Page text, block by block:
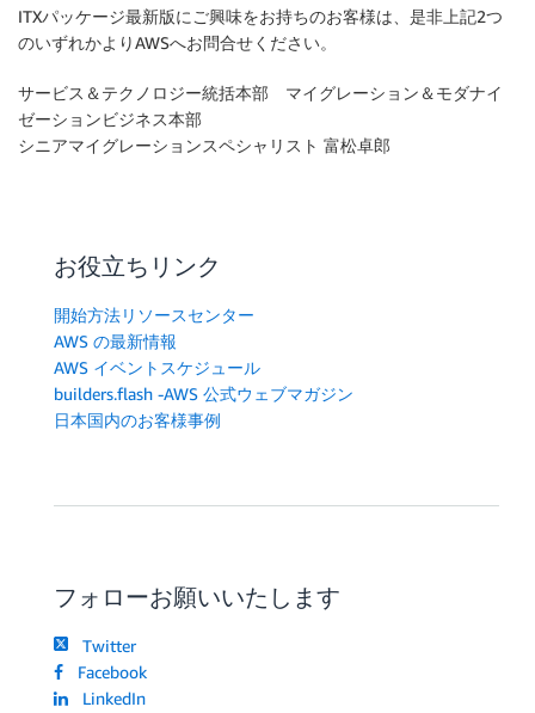
ITXパッケージ最新版にご興味をお持ちのお客様は、是非上記2つ
のいずれかよりAWSへお問合せください。
サービス＆テクノロジー統括本部 マイグレーション＆モダナイ
ゼーションビジネス本部
シニアマイグレーションスペシャリスト 富松卓郎
お役立ちリンク
開始方法リソースセンター
AWS の最新情報
AWS イベントスケジュール
builders.flash -AWS 公式ウェブマガジン
日本国内のお客様事例
フォローお願いいたします
Twitter
Facebook
LinkedIn